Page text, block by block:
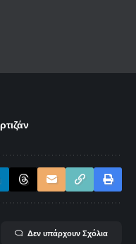
Δεν υπάρχουν Σχόλια